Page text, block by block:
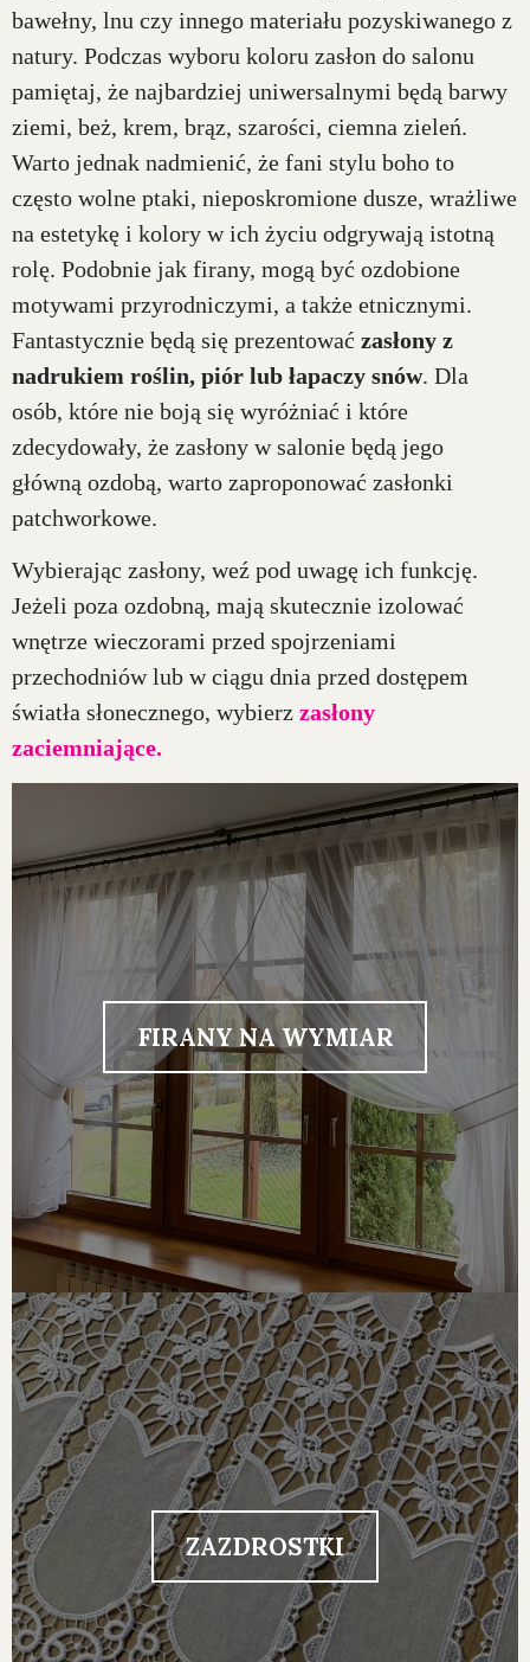
bawełny, lnu czy innego materiału pozyskiwanego z
natury. Podczas wyboru koloru zasłon do salonu
pamiętaj, że najbardziej uniwersalnymi będą barwy
ziemi, beż, krem, brąz, szarości, ciemna zieleń.
Warto jednak nadmienić, że fani stylu boho to
często wolne ptaki, nieposkromione dusze, wrażliwe
na estetykę i kolory w ich życiu odgrywają istotną
rolę. Podobnie jak firany, mogą być ozdobione
motywami przyrodniczymi, a także etnicznymi.
Fantastycznie będą się prezentować zasłony z
nadrukiem roślin, piór lub łapaczy snów. Dla
osób, które nie boją się wyróżniać i które
zdecydowały, że zasłony w salonie będą jego
główną ozdobą, warto zaproponować zasłonki
patchworkowe.
Wybierając zasłony, weź pod uwagę ich funkcję.
Jeżeli poza ozdobną, mają skutecznie izolować
wnętrze wieczorami przed spojrzeniami
przechodniów lub w ciągu dnia przed dostępem
światła słonecznego, wybierz zasłony
zaciemniające.
FIRANY NA WYMIAR
ZAZDROSTKI